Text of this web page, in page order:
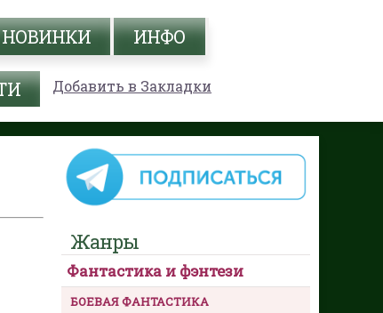
НОВИНКИ ИНФО
Добавить в Закладки
Жанры
Фантастика и фэнтези
БОЕВАЯ ФАНТАСТИКА